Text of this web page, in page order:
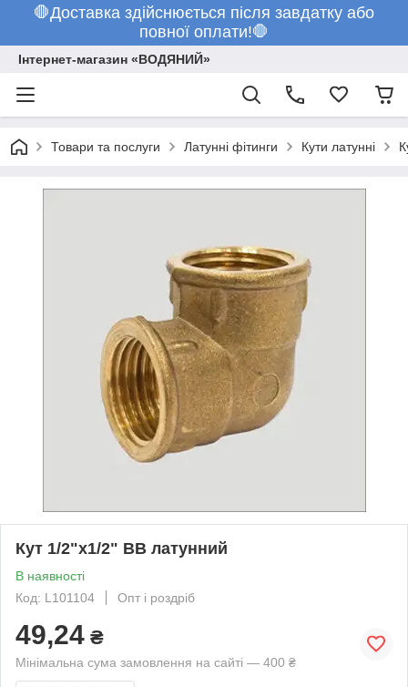
🛑Доставка здійснюється після завдатку або
повної оплати!🛑
Інтернет-магазин «ВОДЯНИЙ»
Товари та послуги Латунні фітинги Кути латунні
Кут 1/2"х1/2" ВВ латунний
В наявності
Код: L101104
Опт і роздріб
49,24 ₴
Мінімальна сума замовлення на сайті — 400 ₴